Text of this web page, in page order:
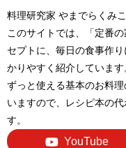
料理研究家 やまでらくみ
このサイトでは、「定番
セプトに、毎日の食事作
かりやすく紹介しています
ずっと使える基本のお料
いますので、レシピ本の
す。
YouTube